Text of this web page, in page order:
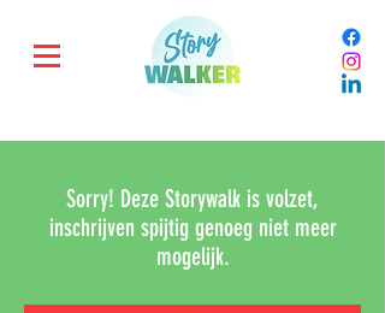
Sorry! Deze Storywalk is volzet,
inschrijven spijtig genoeg niet meer
mogelijk.